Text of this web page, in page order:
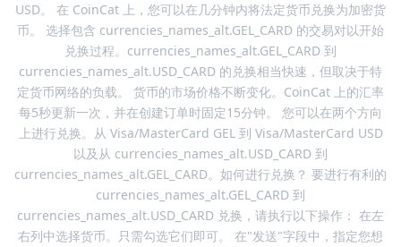
USD。 在 CoinCat 上，您可以在几分钟内将法定货币兑换为加密货
币。 选择包含 currencies_names_alt.GEL_CARD 的交易对以开始
兑换过程。currencies_names_alt.GEL_CARD 到
currencies_names_alt.USD_CARD 的兑换相当快速，但取决于特
定货币网络的负载。 货币的市场价格不断变化。CoinCat 上的汇率
每5秒更新一次，并在创建订单时固定15分钟。 您可以在两个方向
上进行兑换。从 Visa/MasterCard GEL 到 Visa/MasterCard USD
以及从 currencies_names_alt.USD_CARD 到
currencies_names_alt.GEL_CARD。如何进行兑换？ 要进行有利的
currencies_names_alt.GEL_CARD 到
currencies_names_alt.USD_CARD 兑换，请执行以下操作： 在左
右列中选择货币。只需勾选它们即可。 在"发送"字段中，指定您想